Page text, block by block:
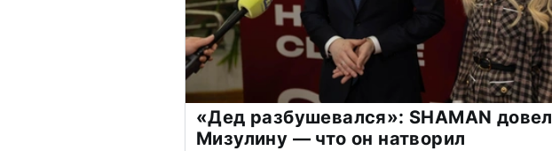
«Дед разбушевался»: SHAMAN довел
Мизулину — что он натворил